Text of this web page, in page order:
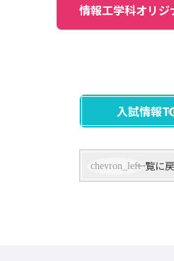
情報工学科オリ
入試情報
一覧に